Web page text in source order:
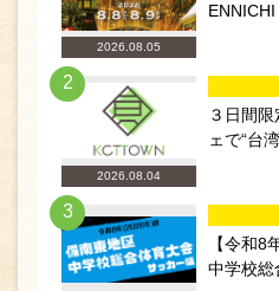
2026.08.05
2
2026.08.04
３日間
ェで“台
3
【令和8
中学校総